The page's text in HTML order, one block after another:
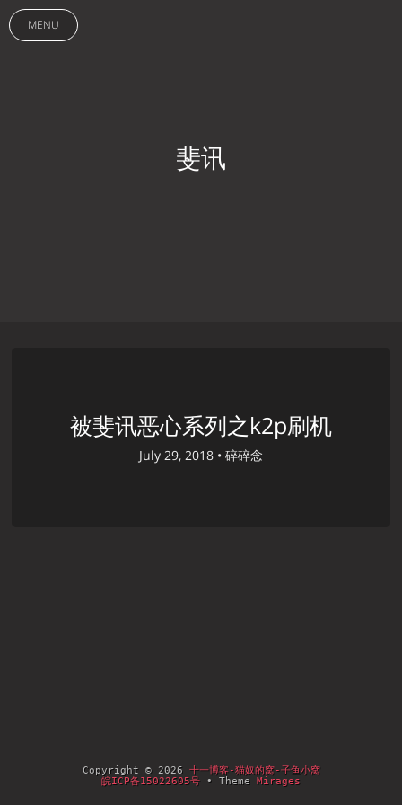
MENU
斐讯
被斐讯恶心系列之k2p刷机
July 29, 2018 • 碎碎念
Copyright © 2026 十一博客-猫奴的窝-子鱼小窝
皖ICP备15022605号 • Theme Mirages